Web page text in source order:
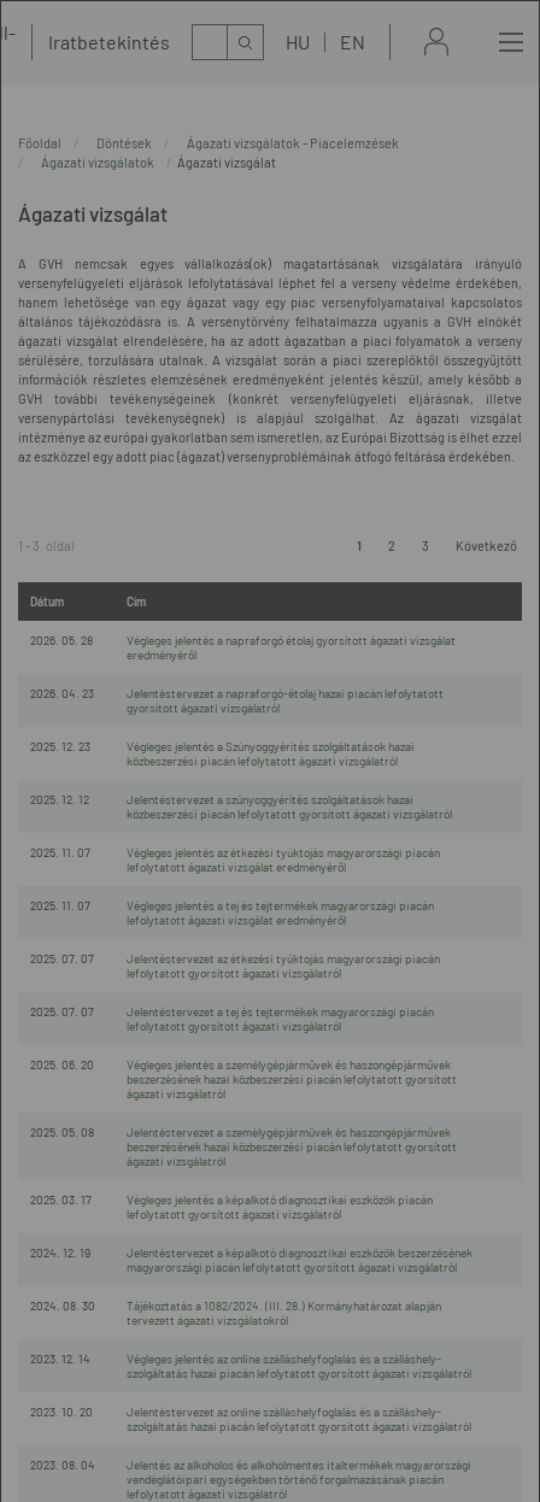
Iratbetekintés Kereső HU EN
Főoldal Döntések
Ágazati vizsgálatok - Piacelemzések
Ágazati vizsgálatok
Ágazati vizsgálat
Ágazati vizsgálat
A GVH nemcsak egyes vállalkozás(ok) magatartásának vizsgálatára irányuló
versenyfelügyeleti eljárások lefolytatásával léphet fel a verseny védelme érdekében,
hanem lehetősége van egy ágazat vagy egy piac versenyfolyamataival kapcsolatos
általános tájékozódásra is. A versenytörvény felhatalmazza ugyanis a GVH elnökét
ágazati vizsgálat elrendelésére, ha az adott ágazatban a piaci folyamatok a verseny
sérülésére, torzulására utalnak. A vizsgálat során a piaci szereplőktől összegyűjtött
információk részletes elemzésének eredményeként jelentés készül, amely később a
GVH további tevékenységeinek (konkrét versenyfelügyeleti eljárásnak, illetve
versenypártolási tevékenységnek) is alapjául szolgálhat. Az ágazati vizsgálat
intézménye az európai gyakorlatban sem ismeretlen, az Európai Bizottság is élhet ezzel
az eszközzel egy adott piac (ágazat) versenyproblémáinak átfogó feltárása érdekében.
1 - 3. oldal 1 2 3 Következő
Dátum Cím
2026. 05. 28
Végleges jelentés a napraforgó étolaj gyorsított ágazati vizsgálat
eredményéről
2026. 04. 23
Jelentéstervezet a napraforgó-étolaj hazai piacán lefolytatott
gyorsított ágazati vizsgálatról
2025. 12. 23
Végleges jelentés a Szúnyoggyérítés szolgáltatások hazai
közbeszerzési piacán lefolytatott ágazati vizsgálatról
2025. 12. 12
Jelentéstervezet a szúnyoggyérítés szolgáltatások hazai
közbeszerzési piacán lefolytatott gyorsított ágazati vizsgálatról
2025. 11. 07
Végleges jelentés az étkezési tyúktojás magyarországi piacán
lefolytatott ágazati vizsgálat eredményéről
2025. 11. 07
Végleges jelentés a tej és tejtermékek magyarországi piacán
lefolytatott ágazati vizsgálat eredményéről
2025. 07. 07
Jelentéstervezet az étkezési tyúktojás magyarországi piacán
lefolytatott gyorsított ágazati vizsgálatról
2025. 07. 07
Jelentéstervezet a tej és tejtermékek magyarországi piacán
lefolytatott gyorsított ágazati vizsgálatról
2025. 06. 20
Végleges jelentés a személygépjárművek és haszongépjárművek
beszerzésének hazai közbeszerzési piacán lefolytatott gyorsított
ágazati vizsgálatról
2025. 05. 08
Jelentéstervezet a személygépjárművek és haszongépjárművek
beszerzésének hazai közbeszerzési piacán lefolytatott gyorsított
ágazati vizsgálatról
2025. 03. 17
Végleges jelentés a képalkotó diagnosztikai eszközök piacán
lefolytatott gyorsított ágazati vizsgálatról
2024. 12. 19
Jelentéstervezet a képalkotó diagnosztikai eszközök beszerzésének
magyarországi piacán lefolytatott gyorsított ágazati vizsgálatról
2024. 08. 30
Tájékoztatás a 1082/2024. (III. 28.) Kormányhatározat alapján
tervezett ágazati vizsgálatokról
2023. 12. 14
Végleges jelentés az online szálláshelyfoglalás és a szálláshely-
szolgáltatás hazai piacán lefolytatott gyorsított ágazati vizsgálatról
2023. 10. 20
Jelentéstervezet az online szálláshelyfoglalás és a szálláshely-
szolgáltatás hazai piacán lefolytatott gyorsított ágazati vizsgálatról
2023. 08. 04
Jelentés az alkoholos és alkoholmentes italtermékek magyarországi
vendéglátóipari egységekben történő forgalmazásának piacán
lefolytatott ágazati vizsgálatról